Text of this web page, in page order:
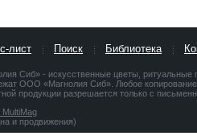
лист Поиск Библиотека
Сиб» - искусственные цветы, ритуальные
ООО «Магнолия Сиб». Любое
продукции разрешается только с
MultiMag
и продвижения)